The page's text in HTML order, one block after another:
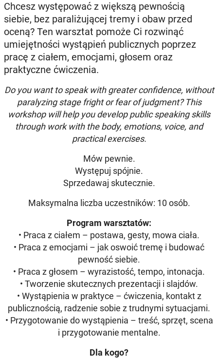
Chcesz występować z większą pewnością
siebie, bez paraliżującej tremy i obaw przed
oceną? Ten warsztat pomoże Ci rozwinąć
umiejętności wystąpień publicznych poprzez
pracę z ciałem, emocjami, głosem oraz
praktyczne ćwiczenia.
Do you want to speak with greater confidence, without
paralyzing stage fright or fear of judgment? This
workshop will help you develop public speaking skills
through work with the body, emotions, voice, and
practical exercises.
Mów pewnie.
Występuj spójnie.
Sprzedawaj skutecznie.
Maksymalna liczba uczestników: 10 osób.
Program warsztatów:
• Praca z ciałem – postawa, gesty, mowa ciała.
• Praca z emocjami – jak oswoić tremę i budować
pewność siebie.
• Praca z głosem – wyrazistość, tempo, intonacja.
• Tworzenie skutecznych prezentacji i slajdów.
• Wystąpienia w praktyce – ćwiczenia, kontakt z
publicznością, radzenie sobie z trudnymi sytuacjami.
• Przygotowanie do wystąpienia – treść, sprzęt, scena
i przygotowanie mentalne.
Dla kogo?